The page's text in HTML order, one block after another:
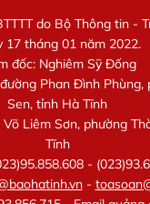
do Bộ Thông tin -
17 tháng 01 năm 2022.
đốc: Nghiêm Sỹ Đống
Phan Đình Phùng,
Sen, tỉnh Hà Tĩnh
Liêm Sơn, phường
Tĩnh
-
-